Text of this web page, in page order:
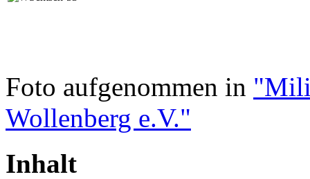
Foto aufgenommen in
Wollenberg e.V."
Inhalt